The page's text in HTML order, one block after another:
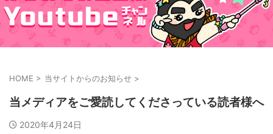
HOME > 当サイトからのお知らせ >
当メディアをご愛読してくださっている読者様へ
2020年4月24日